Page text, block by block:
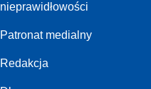
nieprawidłowości
Patronat medialny
Redakcja